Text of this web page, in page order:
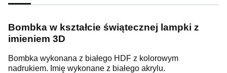
Bombka w kształcie świątecznej lampki z
imieniem 3D
Bombka wykonana z białego HDF z kolorowym
nadrukiem. Imię wykonane z białego akrylu.